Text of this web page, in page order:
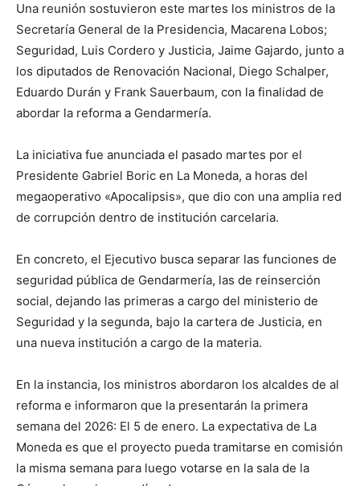
Una reunión sostuvieron este martes los ministros de la
Secretaría General de la Presidencia, Macarena Lobos;
Seguridad, Luis Cordero y Justicia, Jaime Gajardo, junto a
los diputados de Renovación Nacional, Diego Schalper,
Eduardo Durán y Frank Sauerbaum, con la finalidad de
abordar la reforma a Gendarmería.
La iniciativa fue anunciada el pasado martes por el
Presidente Gabriel Boric en La Moneda, a horas del
megaoperativo «Apocalipsis», que dio con una amplia red
de corrupción dentro de institución carcelaria.
En concreto, el Ejecutivo busca separar las funciones de
seguridad pública de Gendarmería, las de reinserción
social, dejando las primeras a cargo del ministerio de
Seguridad y la segunda, bajo la cartera de Justicia, en
una nueva institución a cargo de la materia.
En la instancia, los ministros abordaron los alcaldes de al
reforma e informaron que la presentarán la primera
semana del 2026: El 5 de enero. La expectativa de La
Moneda es que el proyecto pueda tramitarse en comisión
la misma semana para luego votarse en la sala de la